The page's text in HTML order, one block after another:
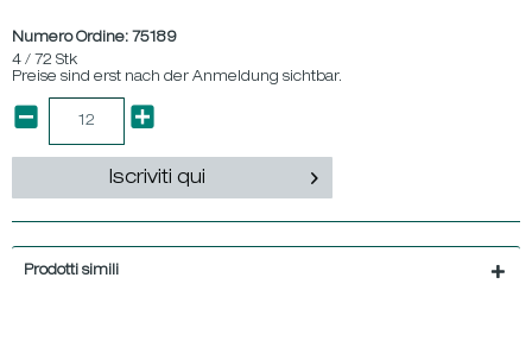
Numero Ordine: 75189
4 / 72 Stk
Preise sind erst nach der Anmeldung sichtbar.
Iscriviti qui
Prodotti simili